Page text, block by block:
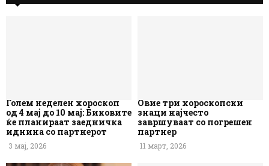
Голем неделен хороскоп
од 4 мај до 10 мај: Биковите
ќе планираат заедничка
иднина со партнерот
3 мај, 2026
Овие три хороскопски
знаци најчесто
завршуваат со погрешен
партнер
11 март, 2026